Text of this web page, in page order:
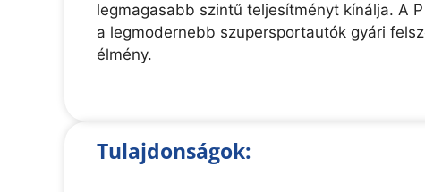
legmagasabb szintű teljesítményt kínálja. A
a legmodernebb szupersportautók gyári
élmény.
Tulajdonságok: